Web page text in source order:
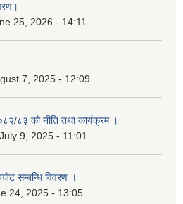
25, 2026 - 14:11
7, 2025 - 12:09
८३ को नीति तथा कार्यक्रम ।
9, 2025 - 11:01
सम्बन्धि विवरण ।
24, 2025 - 13:05